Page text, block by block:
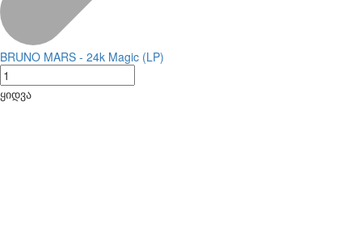
BRUNO MARS - 24k Magic (LP)
ყიდვა